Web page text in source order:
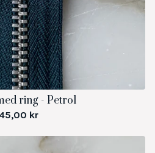
ring - Petrol
45,00 kr